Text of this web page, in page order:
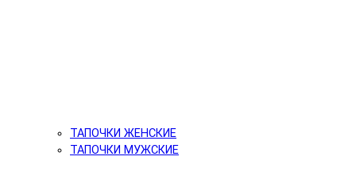
ТАПОЧКИ ЖЕНСКИЕ
ТАПОЧКИ МУЖСКИЕ